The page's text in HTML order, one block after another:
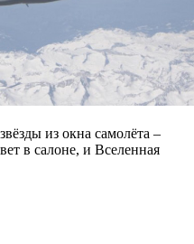
из окна самолёта –
в салоне, и Вселенная